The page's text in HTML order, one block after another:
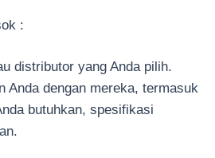
:
distributor yang Anda pilih.
Anda dengan mereka, termasuk
butuhkan, spesifikasi